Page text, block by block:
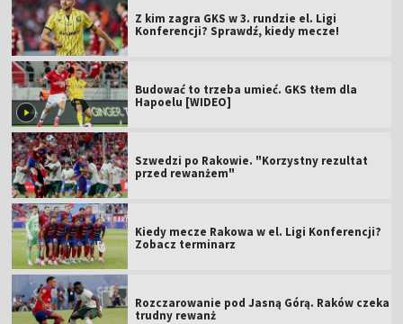
Z kim zagra GKS w 3. rundzie el. Ligi
Konferencji? Sprawdź, kiedy mecze!
Budować to trzeba umieć. GKS tłem dla
Hapoelu [WIDEO]
Szwedzi po Rakowie. "Korzystny rezultat
przed rewanżem"
Kiedy mecze Rakowa w el. Ligi Konferencji?
Zobacz terminarz
Rozczarowanie pod Jasną Górą. Raków czeka
trudny rewanż